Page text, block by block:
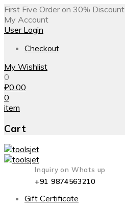
First Five Order on 30% Discount
My Account
User Login
Checkout
My Wishlist
0
₽0.00
0
item
Cart
Inquiry on Whats up
+91 9874563210
Gift Certificate